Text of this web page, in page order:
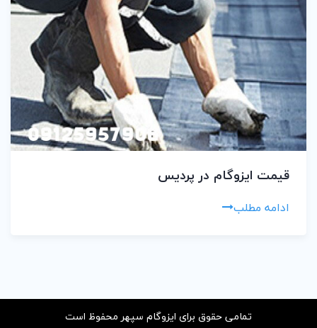
قیمت ایزوگام در پردیس
ادامه مطلب
تمامی حقوق برای ایزوگام سپهر محفوظ است